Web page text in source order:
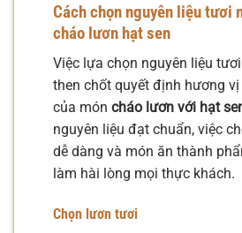
Cách chọn nguyên liệu tươi
cháo lươn hạt sen
Việc lựa chọn nguyên liệu
then chốt quyết định hương
của món cháo lươn với hạt
nguyên liệu đạt chuẩn, việc
dễ dàng và món ăn thành
làm hài lòng mọi thực khách.
Chọn lươn tươi